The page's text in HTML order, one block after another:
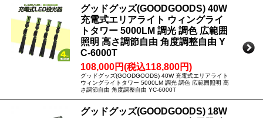
グッドグッズ(GOODGOODS) 40W
充電式エリアライト ウィングライ
トタワー 5000LM 調光 調色 広範囲
照明 高さ調節自由 角度調整自由 Y
C-6000T
108,000円(税込118,800円)
グッドグッズ(GOODGOODS) 40W 充電式エリアライト
ウィングライトタワー 5000LM 調光 調色 広範囲照明 高
さ調節自由 角度調整自由 YC-6000T
グッドグッズ(GOODGOODS) 18W